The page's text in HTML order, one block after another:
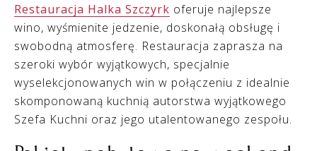
Restauracja Halka Szczyrk oferuje najlepsze
wino, wyśmienite jedzenie, doskonałą obsługę i
swobodną atmosferę. Restauracja zaprasza na
szeroki wybór wyjątkowych, specjalnie
wyselekcjonowanych win w połączeniu z idealnie
skomponowaną kuchnią autorstwa wyjątkowego
Szefa Kuchni oraz jego utalentowanego zespołu.